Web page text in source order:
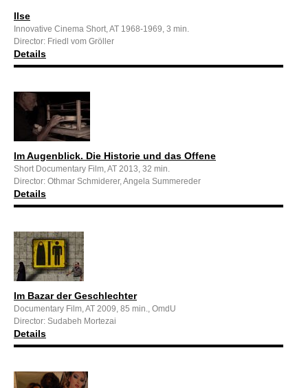
Ilse
Innovative Cinema Short, AT 1968-1969, 3 min.
Director: Friedl vom Gröller
Details
Im Augenblick. Die Historie und das Offene
Short Documentary Film, AT 2013, 32 min.
Director: Othmar Schmiderer, Angela Summereder
Details
Im Bazar der Geschlechter
Documentary Film, AT 2009, 85 min., OmdU
Director: Sudabeh Mortezai
Details